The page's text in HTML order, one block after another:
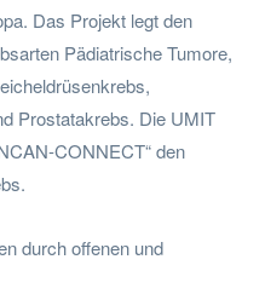
Das Projekt legt den
Pädiatrische Tumore,
Prostatakrebs. Die UMIT
CONNECT“ den
durch offenen und